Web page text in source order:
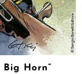
Horn”